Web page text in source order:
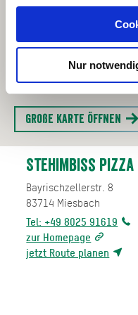
Nur
Große Karte öffnen
Stehimbiss
Bayrischzellerstr. 8
83714 Miesbach
Tel: +49 8025 91619
zur Homepage
jetzt Route planen